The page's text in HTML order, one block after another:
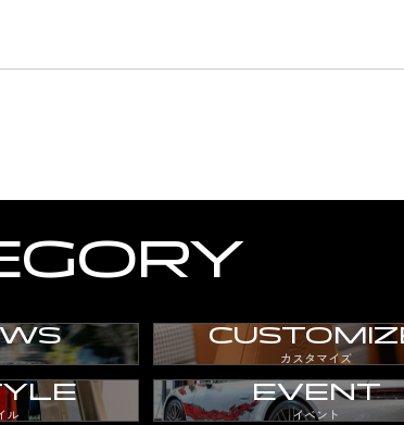
カスタマイズ
ル
EVENT
イベント